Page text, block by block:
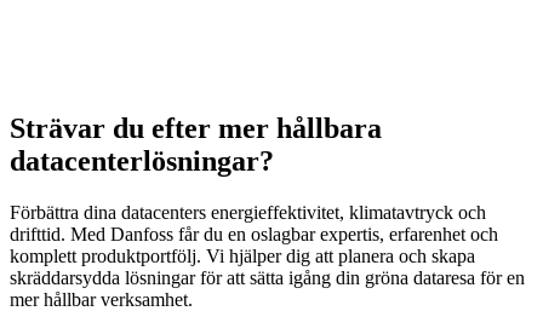
Strävar du efter mer hållbara
datacenterlösningar?
Förbättra dina datacenters energieffektivitet, klimatavtryck och
drifttid. Med Danfoss får du en oslagbar expertis, erfarenhet och
komplett produktportfölj. Vi hjälper dig att planera och skapa
skräddarsydda lösningar för att sätta igång din gröna dataresa för en
mer hållbar verksamhet.